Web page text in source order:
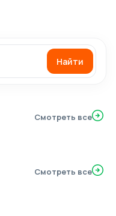
Найти
Смотреть все
Смотреть все